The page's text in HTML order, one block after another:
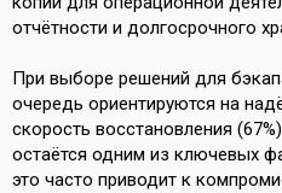
отчётности и долгосрочного
При выборе решений для
очередь ориентируются на
скорость восстановления
остаётся одним из ключевых
это часто приводит к